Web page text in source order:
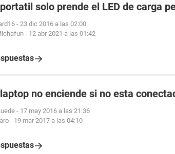
solo prende el LED de carga
- 23 dic 2016 a las 02:00
- 12 abr 2021 a las 01:42
no enciende si no esta
- 17 may 2016 a las 21:36
- 19 mar 2017 a las 04:10